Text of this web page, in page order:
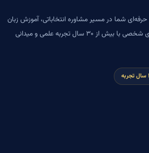
حرفه‌ای شما در مسیر مشاوره انتخاباتی، آموزش زبان
بدن، فنون مذاکره و برندسازی شخصی با بیش از ۳۰ سال تجربه علمی و میدانی